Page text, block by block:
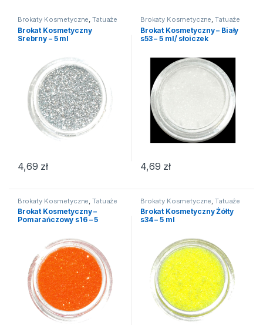
Brokaty Kosmetyczne,Tatuaże
Brokat Kosmetyczny
Srebrny – 5 ml
4,69 zł
Brokaty Kosmetyczne,Tatuaże
Brokat Kosmetyczny – Biały
s53 – 5 ml/ słoiczek
4,69 zł
Brokaty Kosmetyczne ,Tatuaże
Brokat Kosmetyczny –
Pomarańczowy s16 – 5
Brokaty Kosmetyczne ,Tatuaże
Brokat Kosmetyczny Żółty
s34 – 5 ml